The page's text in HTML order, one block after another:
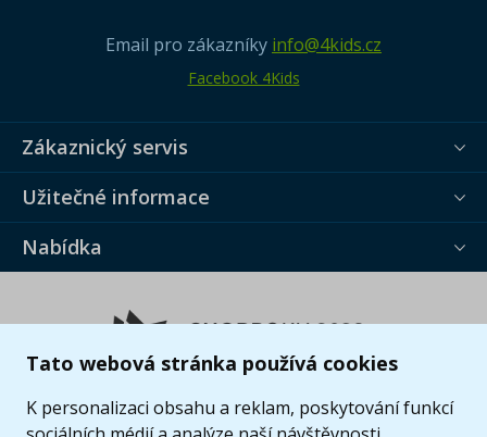
Tato webová stránka používá cookies
K personalizaci obsahu a reklam, poskytování funkcí
Email pro zákazníky info@4kids.cz
Facebook 4Kids
Zákaznický servis
Užitečné informace
Nabídka